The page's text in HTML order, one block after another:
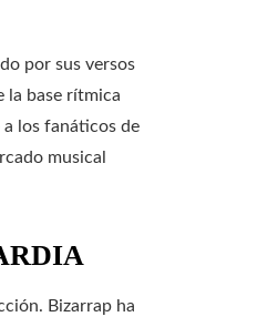
por sus versos
la base rítmica
los fanáticos de
musical
Bizarrap ha